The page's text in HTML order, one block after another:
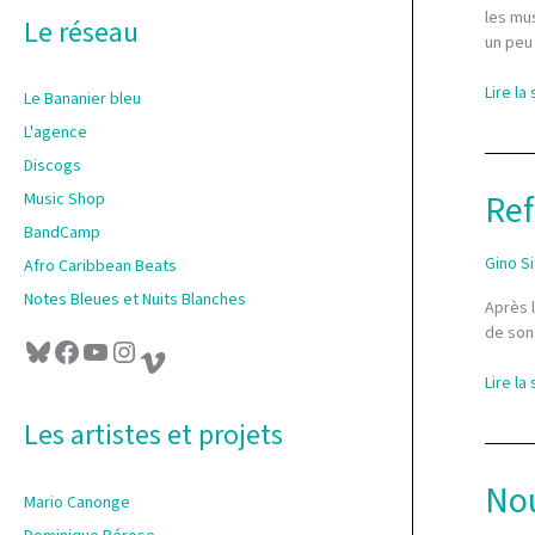
Le réseau
Le Bananier bleu
L'agence
Discogs
Music Shop
BandCamp
Afro Caribbean Beats
Notes Bleues et Nuits Blanches
Bluesky Facebook YouTube InstagramVimeo
Les artistes et projets
Mario Canonge
les
un
La
Bananier
bleu
Shop
Lire la
Gino
Après
de
Gino
Lire la